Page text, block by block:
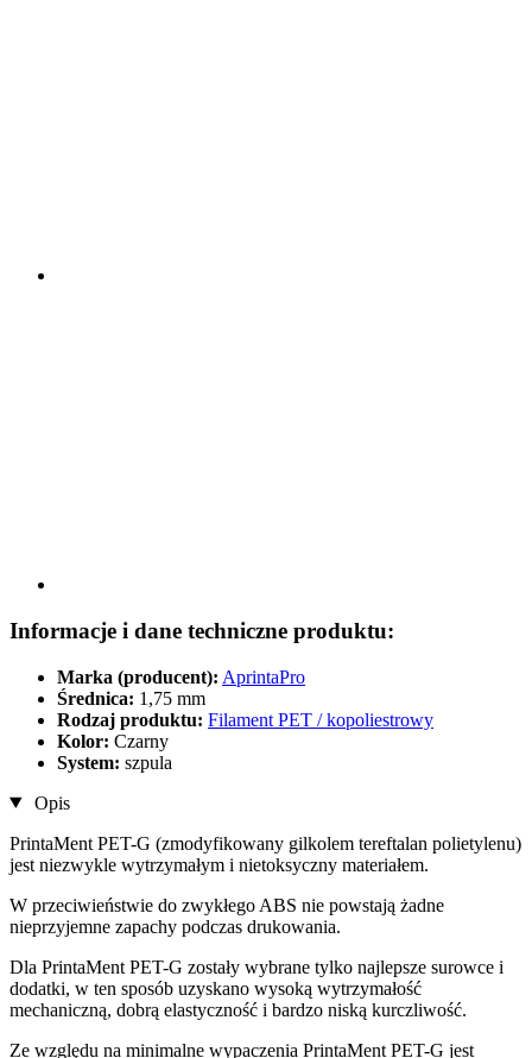
Informacje i dane techniczne produktu:
Marka (producent): AprintaPro
Średnica: 1,75 mm
Rodzaj produktu: Filament PET / kopoliestrowy
Kolor: Czarny
System: szpula
Opis
PrintaMent PET-G (zmodyfikowany gilkolem tereftalan polietylenu)
jest niezwykle wytrzymałym i nietoksyczny materiałem.
W przeciwieństwie do zwykłego ABS nie powstają żadne
nieprzyjemne zapachy podczas drukowania.
Dla PrintaMent PET-G zostały wybrane tylko najlepsze surowce i
dodatki, w ten sposób uzyskano wysoką wytrzymałość
mechaniczną, dobrą elastyczność i bardzo niską kurczliwość.
Ze względu na minimalne wypaczenia PrintaMent PET-G jest